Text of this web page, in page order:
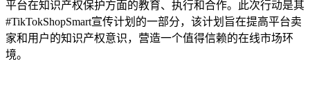
平台在知识产权保护方面的教育、执行和合作。此次行动是其
#TikTokShopSmart宣传计划的一部分，该计划旨在提高平台卖
家和用户的知识产权意识，营造一个值得信赖的在线市场环
境。